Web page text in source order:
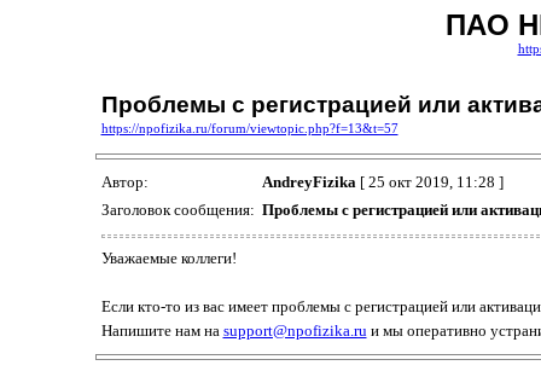
ПАО
Проблемы с регистрацией или
https://npofizika.ru/forum/viewtopic.php?f=13&t=57
Автор: AndreyFizika[ 25 окт 2019, 11:28 ]
Заголовок сообщения: Проблемы с регистрацией или
Уважаемые коллеги!
Если кто-то из вас имеет проблемы с регистрацией или
Напишите нам на support@npofizika.ru и мы оперативно